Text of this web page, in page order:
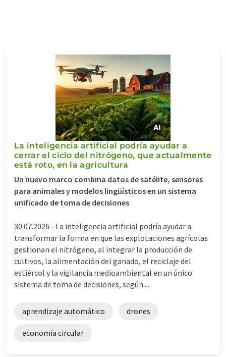
La inteligencia artificial podría ayudar a
cerrar el ciclo del nitrógeno, que actualmente
está roto, en la agricultura
Un nuevo marco combina datos de satélite, sensores
para animales y modelos lingüísticos en un sistema
unificado de toma de decisiones
30.07.2026 - La inteligencia artificial podría ayudar a
transformar la forma en que las explotaciones agrícolas
gestionan el nitrógeno, al integrar la producción de
cultivos, la alimentación del ganado, el reciclaje del
estiércol y la vigilancia medioambiental en un único
sistema de toma de decisiones, según ...
aprendizaje automático drones
economía circular